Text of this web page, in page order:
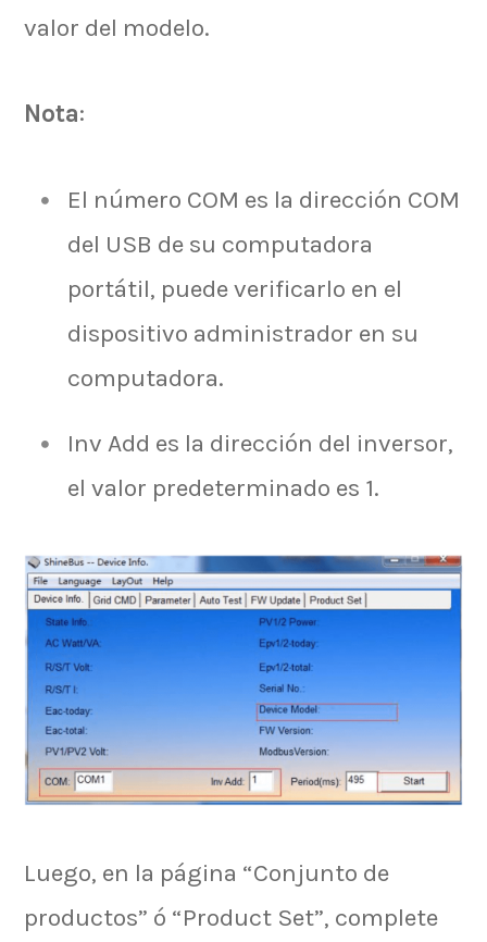
valor del modelo.
Nota:
El número COM es la dirección COM
del USB de su computadora
portátil, puede verificarlo en el
dispositivo administrador en su
computadora.
Inv Add es la dirección del inversor,
el valor predeterminado es 1.
Luego, en la página “Conjunto de
productos” ó “Product Set”, complete